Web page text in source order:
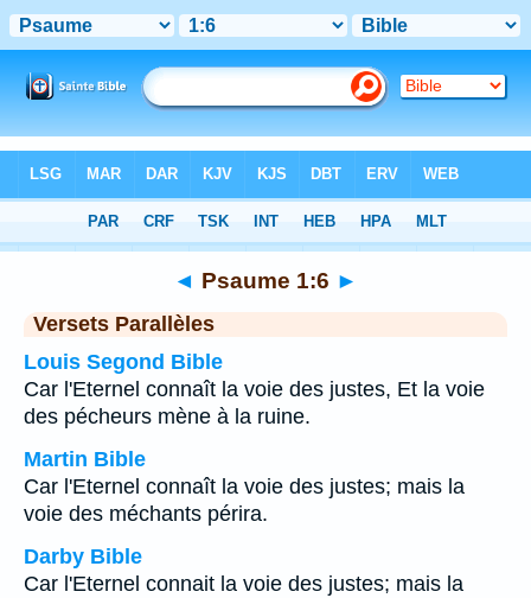
Chapitre 1> Verset 6
◄ Psaume 1:6 ►
Versets Parallèles
Louis Segond Bible
Car l'Eternel connaît la voie des justes, Et la voie
des pécheurs mène à la ruine.
Martin Bible
Car l'Eternel connaît la voie des justes; mais la
voie des méchants périra.
Darby Bible
Car l'Eternel connait la voie des justes; mais la